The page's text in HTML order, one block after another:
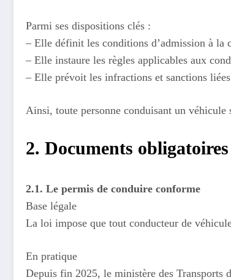
Parmi ses dispositions clés :
– Elle définit les conditions d’admission à la
– Elle instaure les règles applicables aux
– Elle prévoit les infractions et sanctions
Ainsi, toute personne conduisant un
2. Documents
2.1. Le permis de conduire conforme
Base légale
La loi impose que tout conducteur de
En pratique
Depuis fin 2025, le ministère des Transports